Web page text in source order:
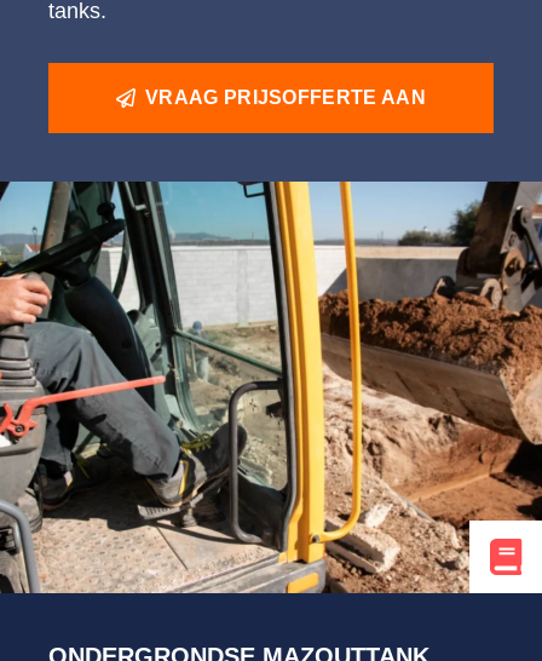
tanks.
VRAAG PRIJSOFFERTE AAN